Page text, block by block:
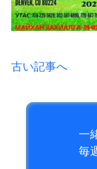
古い記事へ
毎